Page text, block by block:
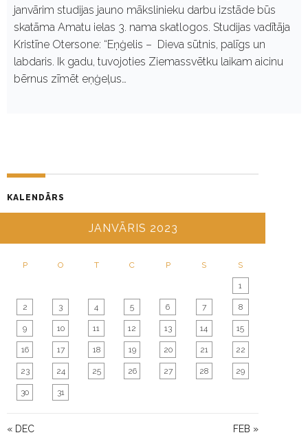
janvārim studijas jauno mākslinieku darbu izstāde būs
skatāma Amatu ielas 3. nama skatlogos. Studijas vadītāja
Kristīne Otersone: “Eņģelis – Dieva sūtnis, palīgs un
labdaris. Ik gadu, tuvojoties Ziemassvētku laikam aicinu
bērnus zīmēt eņģeļus…
KALENDĀRS
JANVĀRIS 2023
P O T C P S S
« DEC FEB »
1
2 3 4 5 6 7 8
9 10 11 12 13 14 15
16 17 18 19 20 21 22
23 24 25 26 27 28 29
30 31